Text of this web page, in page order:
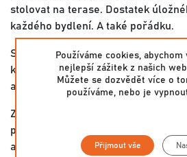
stolovat na terase. Dostatek
každého bydlení. A také pořádku.
Skrytá plnohodnotná postel s
komfortní sedačkou před ní
a ložnici v jedno.
Záměrně kontrastní modrá barva
prvek v jinak pečlivě sladěném
architekti mají jasno: do malého
Používáme cookies,
nejlepší zážitek z našich
Můžete se dozvědět více o
používáme, nebo je
Přijmout vše